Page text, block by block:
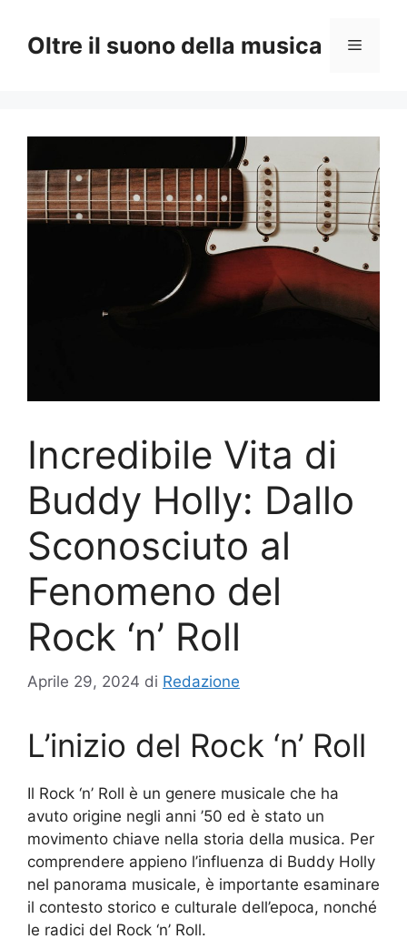
contenuto
Oltre il suono della musica Menu
Incredibile Vita di
Buddy Holly: Dallo
Sconosciuto al
Fenomeno del
Rock ‘n’ Roll
Aprile 29, 2024 di Redazione
L’inizio del Rock ‘n’ Roll
Il Rock ‘n’ Roll è un genere musicale che ha
avuto origine negli anni ’50 ed è stato un
movimento chiave nella storia della musica. Per
comprendere appieno l’influenza di Buddy Holly
nel panorama musicale, è importante esaminare
il contesto storico e culturale dell’epoca, nonché
le radici del Rock ‘n’ Roll.